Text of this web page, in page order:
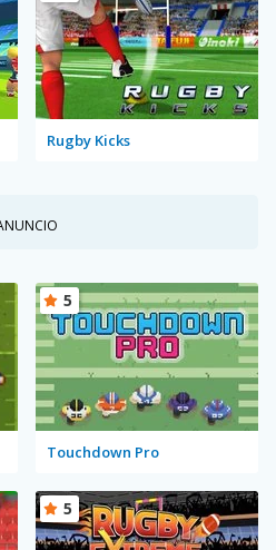
Rugby Kicks
Touchdown Pro
5
5